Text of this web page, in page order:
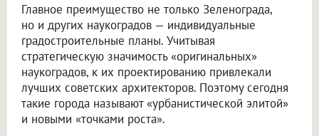
Главное преимущество не только Зеленограда,
но и других наукоградов — индивидуальные
градостроительные планы. Учитывая
стратегическую значимость «оригинальных»
наукоградов, к их проектированию привлекали
лучших советских архитекторов. Поэтому сегодня
такие города называют «урбанистической элитой»
и новыми «точками роста».